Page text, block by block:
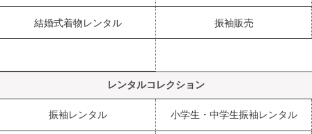
結婚式着物レンタル 振袖販売
レンタルコレクション
振袖レンタル 小学生・中学生振袖レンタル